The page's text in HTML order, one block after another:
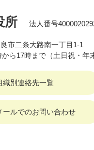
所 法人番号
市二条大路南一丁目1-1
ら17時まで（土日祝・年
織別連絡先一覧
ールでのお問い合わせ